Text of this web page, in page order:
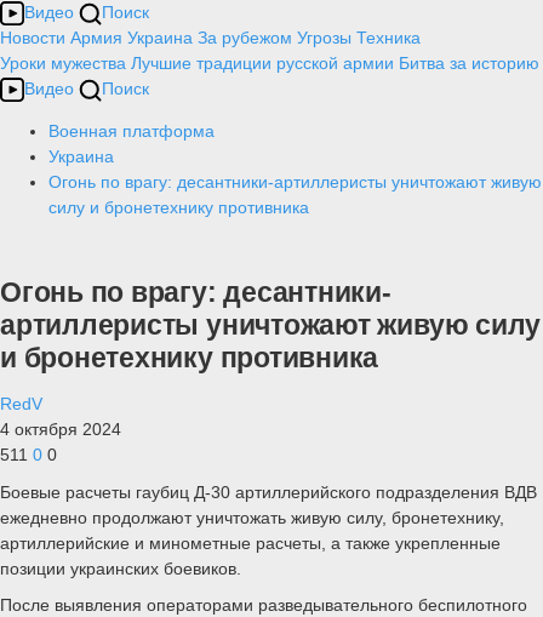
Видео
Поиск
Новости Армия Украина За рубежом Угрозы Техника
Уроки мужества Лучшие традиции русской армии Битва за историю
Видео
Поиск
Военная платформа
Украина
Огонь по врагу: десантники-артиллеристы уничтожают живую
силу и бронетехнику противника
Огонь по врагу: десантники-
артиллеристы уничтожают живую силу
и бронетехнику противника
RedV
4 октября 2024
511 0 0
Боевые расчеты гаубиц Д-30 артиллерийского подразделения ВДВ
ежедневно продолжают уничтожать живую силу, бронетехнику,
артиллерийские и минометные расчеты, а также укрепленные
позиции украинских боевиков.
После выявления операторами разведывательного беспилотного